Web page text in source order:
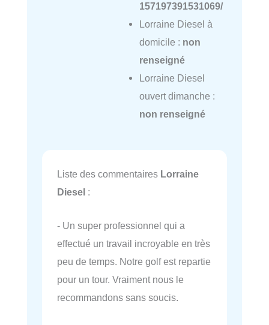
157197391531069/
Lorraine Diesel à
domicile : non
renseigné
Lorraine Diesel
ouvert dimanche :
non renseigné
Liste des commentaires Lorraine
Diesel :
- Un super professionnel qui a
effectué un travail incroyable en très
peu de temps. Notre golf est repartie
pour un tour. Vraiment nous le
recommandons sans soucis.